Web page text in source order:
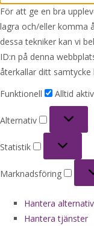
För att ge en bra
lagra och/eller komma
dessa tekniker kan vi
ID:n på denna
återkallar ditt
Funktionell
Alltid aktiv
Alternativ
Statistik
Marknadsföring
Hantera alternativ
Hantera tjänster